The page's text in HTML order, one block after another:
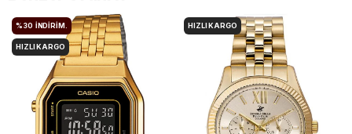
%30 İNDIRIM.
HIZLI KARGO
HIZLI KARGO